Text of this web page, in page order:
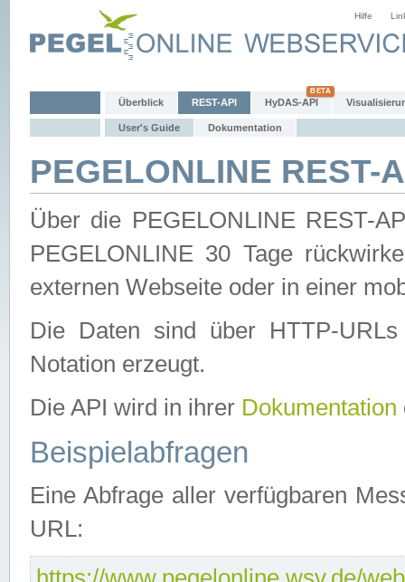
Hilfe
Überblick REST-API HyDAS-API
User's Guide Dokumentation
PEGELONLINE REST-
Über die PEGELONLINE REST-
PEGELONLINE 30 Tage
externen Webseite oder in einer
Die Daten sind über HTTP-
Notation erzeugt.
Die API wird in ihrer Dokumentation
Beispielabfragen
Eine Abfrage aller verfügbaren
URL: